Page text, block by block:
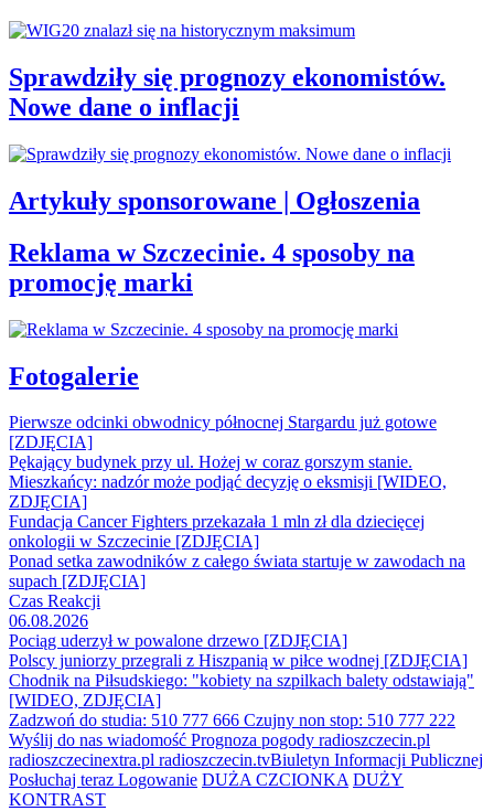
Sprawdziły się prognozy ekonomistów.
Nowe dane o inflacji
Artykuły sponsorowane | Ogłoszenia
Reklama w Szczecinie. 4 sposoby na
promocję marki
Fotogalerie
Pierwsze odcinki obwodnicy północnej Stargardu już gotowe
[ZDJĘCIA]
Pękający budynek przy ul. Hożej w coraz gorszym stanie.
Mieszkańcy: nadzór może podjąć decyzję o eksmisji [WIDEO,
ZDJĘCIA]
Fundacja Cancer Fighters przekazała 1 mln zł dla dziecięcej
onkologii w Szczecinie [ZDJĘCIA]
Ponad setka zawodników z całego świata startuje w zawodach na
supach [ZDJĘCIA]
Czas Reakcji
06.08.2026
Pociąg uderzył w powalone drzewo [ZDJĘCIA]
Polscy juniorzy przegrali z Hiszpanią w piłce wodnej [ZDJĘCIA]
Chodnik na Piłsudskiego: "kobiety na szpilkach balety odstawiają"
[WIDEO, ZDJĘCIA]
Zadzwoń do studia: 510 777 666 Czujny non stop: 510 777 222
Wyślij do nas wiadomość Prognoza pogody radioszczecin.pl
radioszczecinextra.pl radioszczecin.tvBiuletyn Informacji Publicznej
Posłuchaj teraz Logowanie DUŻA CZCIONKA DUŻY
KONTRAST